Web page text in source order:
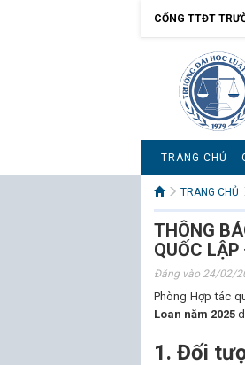
CỔNG TTĐT
TRANG CHỦ
TRANG CHỦ
THÔNG
QUỐC
Đăng vào 24/02/
Phòng Hợp tác
Loan năm 2025
1. Đối